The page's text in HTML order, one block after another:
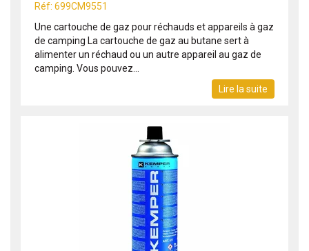
Réf: 699CM9551
Une cartouche de gaz pour réchauds et appareils à gaz
de camping La cartouche de gaz au butane sert à
alimenter un réchaud ou un autre appareil au gaz de
camping. Vous pouvez...
Lire la suite